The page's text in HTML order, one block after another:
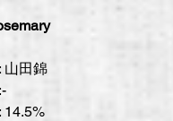
山田錦
14.5%